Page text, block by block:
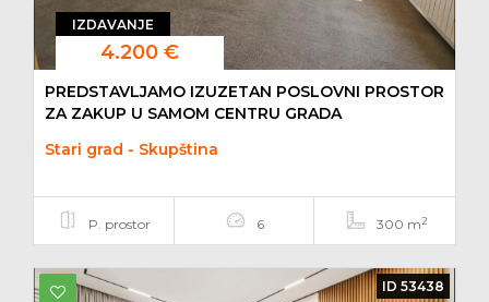
IZDAVANJE
4.200 €
PREDSTAVLJAMO IZUZETAN POSLOVNI PROSTOR
ZA ZAKUP U SAMOM CENTRU GRADA
Stari grad - Skupština
P. prostor 6 300 m2
ID 53438